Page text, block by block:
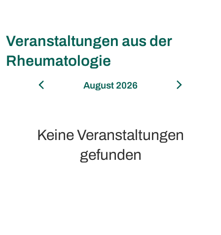
Veranstaltungen aus der
Rheumatologie
August 2026
Keine Veranstaltungen
gefunden